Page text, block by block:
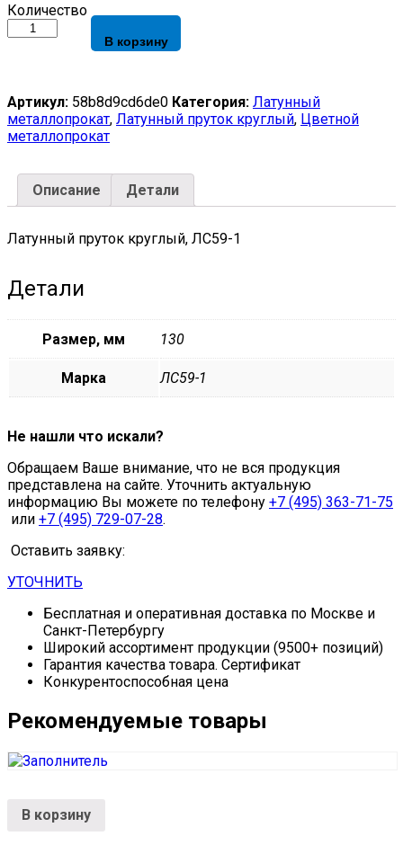
Латунный
пруток
ф130х3000
quantity
Количество
В корзину
Артикул: 58b8d9cd6de0 Категория: Латунный
металлопрокат, Латунный пруток круглый, Цветной
металлопрокат
Описание Детали
Латунный пруток круглый, ЛС59-1
Детали
Размер, мм 130
Марка ЛС59-1
Не нашли что искали?
Обращаем Ваше внимание, что не вся продукция
представлена на сайте. Уточнить актуальную
информацию Вы можете по телефону +7 (495) 363-71-75
или +7 (495) 729-07-28.
Оставить заявку:
УТОЧНИТЬ
Бесплатная и оперативная доставка по Москве и
Санкт-Петербургу
Широкий ассортимент продукции (9500+ позиций)
Гарантия качества товара. Сертификат
Конкурентоспособная цена
Рекомендуемые товары
В корзину